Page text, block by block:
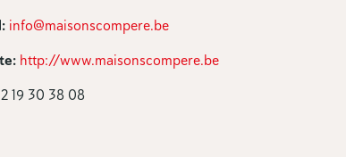
info@maisonscompere.be
http://www.maisonscompere.be
19 30 38 08